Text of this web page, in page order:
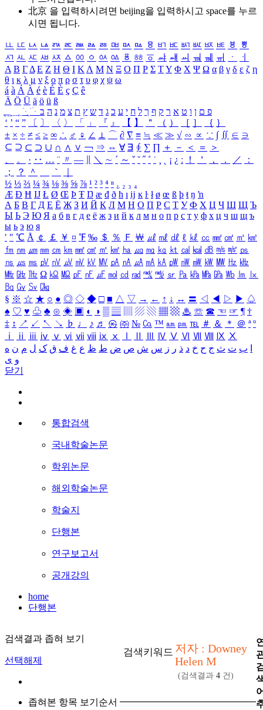
北京 을 입력하시려면 beijing을 입력하시고 space를 누르
시면 됩니다.
ㅥ ㅦ ㅧ ㅨ ㅩ ㅪ ㅫ ㅬ ㅭ ㅮ ㅯ ㅰ ㅱ ㅲ ㅳ ㅴ ㅵ ㅶ ㅷ ㅸ
ㅹ
ㅺ ㅻ ㅼ ㅽ ㅾ ㅿ ㆀ ㆁ ㆂ ㆃ ㆄ ㆅ ㆆ ㆇ ㆈ ㆉ ㆊ ㆋ ㆌ ㆍ
ㆎ
Α Β ΓΔ Ε Ζ Η Θ Ι ΚΛ Μ Ν Ξ Ο Π Ρ Σ ΤΥ Φ Χ Ψ Ω α β γ δ ε ζ η
θ ι κ λ μ ν ξ ο π ρ σ τ υ φ χ ψ ω
á à Á À é è É È ç Ç ê
Ä Ö Ü ä ö ü ß
ִֶֹ ֻּ ׁׂ פ ם ן ו ט א ר ק ף ך ל ח י ע כ ג ד ש ץ ת צ מ נ ה ב
‘ ’ “ ” 〔 〕 〈 〉 「 」 『 』 【 】 ＂ （ ） ［ ］ ｛ ｝
± × ÷ ≠ ≤ ≥ ∞ ∴ ♂ ♀ ∠ ⊥ ⌒ ∂ ∇ ≡ ≒ ≪ ≫ √ ∽ ∝ ∵ ∫ ∬ ∈ ∋
⊆ ⊇ ⊂ ⊃ ∪ ∩ ∧ ∨ ￢ ⇒ ⇔ ∀ ∃ ∮ ∑ ∏ ＋ － ＜ ＝
＞
、
。 · ‥ … ¨ 〃 ― ＼ ∼ ´ ～ ˇ ˘ ˝ ˚ ˙ ¸ ¡ ¿ ː ！ ＇ ， ． ／
：
；
？ ＾ ｀
½ ⅓ ⅔ ¼ ¾ ⅛ ⅜ ⅝ ⅞ ¹ ² ³ ⁴ ⁿ ₁ ₂ ₃ ₄
Æ Ð Ħ Ĳ Ł Ø Œ Þ Ŧ Ŋ æ đ ð ħ ı ĳ ĸ ŀ ł ø œ ß þ ŧ ŋ ŉ
А Б В Г Д Е Ё Ж З И Й К Л М Н О П Р С Т У Ф Х Ц Ч Ш Щ Ъ
Ы Ь Э Ю Я а б в г д е ё ж з и й к л м н о п р с т у ф х ц ч ш щ ъ
ы ь э ю я
′ ″ ℃ Å ￠ ￡ ￥ ¤ ℉ ‰ ＄ ％ Ｆ ￦ ㎕ ㎖ ㎗ ℓ ㎘ ㏄ ㎣ ㎤ ㎥ ㎦
㎙ ㎚ ㎛ ㎜ ㎝ ㎞ ㎟ ㎠ ㎡ ㎢ ㏊ ㎍ ㎎ ㎏ ㏏ ㎈ ㎉ ㏈ ㎧ ㎨ ㎰
㎱ ㎲ ㎳ ㎴ ㎵ ㎶ ㎷ ㎸ ㎹ ㎀ ㎁ ㎂ ㎃ ㎄ ㎺ ㎻ ㎽ ㎾ ㎿ ㎐ ㎑
㎒ ㎓ ㎔ Ω ㏀ ㏁ ㎊ ㎋ ㎌ ㏖ ㏅ ㎭ ㎮ ㎯ ㏛ ㎩ ㎪ ㎫ ㎬ ㏝ ㏐
㏓
㏃ ㏉ ㏜ ㏆
§ ※ ☆ ★ ○ ● ◎ ◇ ◆ □ ■ △ ▽ → ← ↑ ↓ ↔ 〓 ◁ ◀ ▷ ▶ ♤
♠ ♡ ♥ ♧ ♣ ⊙ ◈ ▣ ◐ ◑ ▒ ▤ ▨ ▧ ▦ ▩ ♨ ☏ ☎ ☜ ☞ ¶ †
‡ ↕ ↗ ↙ ↖ ↘ ♭ ♩ ♪ ♬ ㉿ ㈜ № ㏇ ™ ㏂ ㏘ ℡ ＃ ＆ ＊ ＠ ª º
ⅰ
ⅱ ⅲ ⅳ ⅴ ⅵ ⅶ ⅷ ⅸ ⅹ Ⅳ Ⅴ Ⅵ Ⅶ Ⅷ Ⅸ Ⅹ
ب ت ث ج ح خ د ذ ر ز س ش ص ض ط ظ ع غ ف ق ک ل م ن ه
و ی
닫기
통합검색
국내학술논문
학위논문
해외학술논문
학술지
단행본
연구보고서
공개강의
home
단행본
검색결과 좁혀 보기
선택해제
좁혀본 항목 보기순서
검색키워드 저자 : Downey
Helen M
(검색결과 4 건)